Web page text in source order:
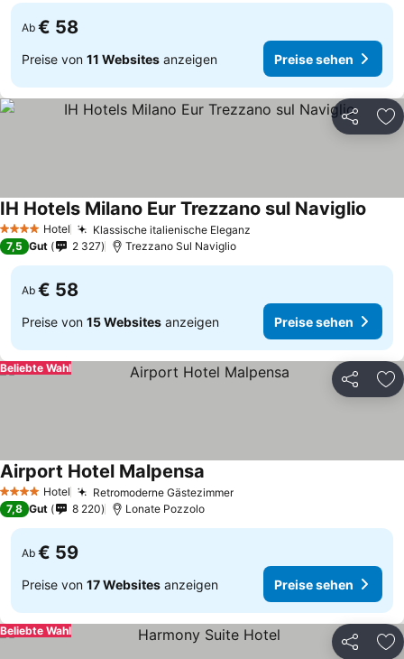
Ab € 58
Preise von 11 Websites anzeigen Preise sehen
Teilen
4 Sterne Hotel Klassische italienische Eleganz
IH Hotels Milano Eur Trezzano sul Naviglio
7,5 Gut 2 327 Trezzano Sul Naviglio
Ab € 58
Preise von 15 Websites anzeigen Preise sehen
Teilen
Beliebte Wahl
4 Sterne Hotel Retromoderne Gästezimmer
Airport Hotel Malpensa
7,8 Gut 8 220 Lonate Pozzolo
Ab € 59
Preise von 17 Websites anzeigen Preise sehen
Teilen
Beliebte Wahl